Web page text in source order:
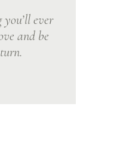
you’ll ever
and be